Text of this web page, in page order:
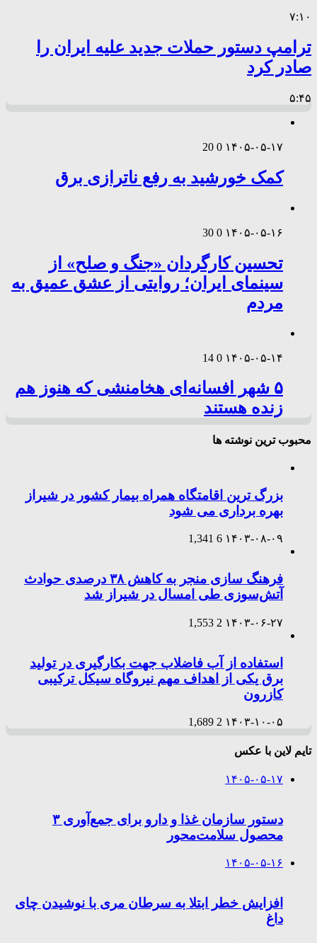
۷:۱۰
ترامپ دستور حملات جدید علیه ایران را
صادر کرد
۵:۴۵
۱۴۰۵-۰۵-۱۷ 0
20
کمک خورشید به رفع ناترازی برق
۱۴۰۵-۰۵-۱۶ 0
30
تحسین کارگردان «جنگ و صلح» از
سینمای ایران؛ روایتی از عشق عمیق به
مردم
۱۴۰۵-۰۵-۱۴ 0
14
۵ شهر افسانه‌ای هخامنشی که هنوز هم
زنده هستند
محبوب ترین نوشته ها
بزرگ ترین اقامتگاه همراه بیمار کشور در شیراز
بهره برداری می شود
۱۴۰۳-۰۸-۰۹ 6
1,341
فرهنگ سازی منجر به کاهش ۳۸ درصدی حوادث
آتش‌سوزی طی امسال در شیراز شد
۱۴۰۳-۰۶-۲۷ 2
1,553
استفاده از آب فاضلاب جهت بکارگیری در تولید
برق یکی از اهداف مهم نیروگاه سیکل ترکیبی
کازرون
۱۴۰۳-۱۰-۰۵ 2
1,689
تایم لاین با عکس
۱۴۰۵-۰۵-۱۷
دستور سازمان غذا و دارو برای جمع‌آوری ۳
محصول سلامت‌محور
۱۴۰۵-۰۵-۱۶
افزایش خطر ابتلا به سرطان مری با نوشیدن چای
داغ